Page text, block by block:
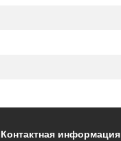
Контактная информация